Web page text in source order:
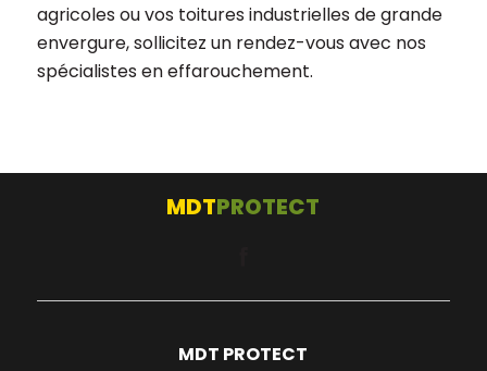
agricoles ou vos toitures industrielles de grande
envergure, sollicitez un rendez-vous avec nos
spécialistes en effarouchement.
MDTPROTECT
MDT PROTECT